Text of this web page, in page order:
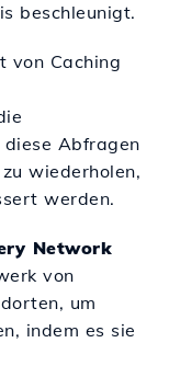
beschleunigt.
von Caching
Abfragen
wiederholen,
werden.
Network
von
um
indem es sie